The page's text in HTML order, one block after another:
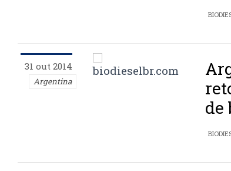
31 out 2014
Argentina
de